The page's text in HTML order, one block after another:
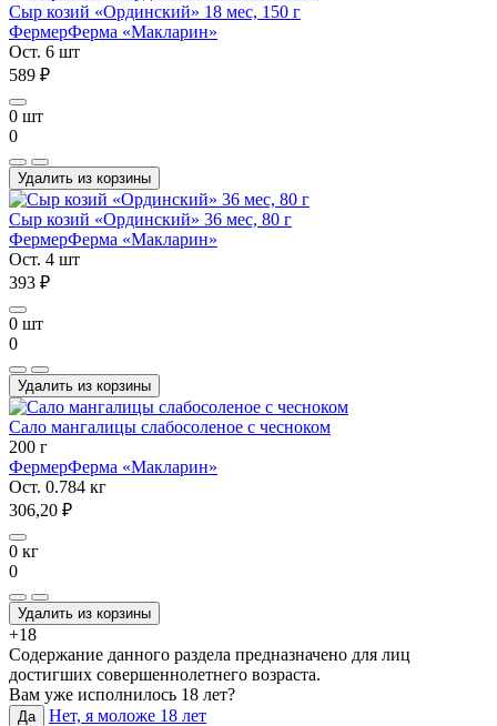
Сыр козий «Ординский» 18 мес, 150 г
ФермерФерма «Макларин»
Ост. 6 шт
589 ₽
0 шт
0
Удалить из корзины
Сыр козий «Ординский» 36 мес, 80 г
ФермерФерма «Макларин»
Ост. 4 шт
393 ₽
0 шт
0
Удалить из корзины
Сало мангалицы слабосоленое с чесноком
200 г
ФермерФерма «Макларин»
Ост. 0.784 кг
306,20 ₽
0 кг
0
Удалить из корзины
+18
Содержание данного раздела предназначено для лиц
достигших совершеннолетнего возраста.
Вам уже исполнилось 18 лет?
Да
Нет, я моложе 18 лет